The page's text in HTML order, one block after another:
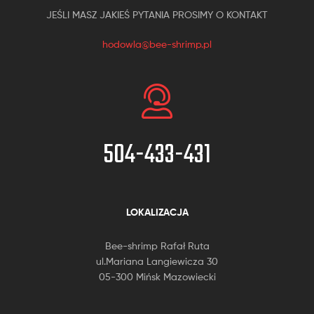
JEŚLI MASZ JAKIEŚ PYTANIA PROSIMY O KONTAKT
hodowla@bee-shrimp.pl
504-433-431
LOKALIZACJA
Bee-shrimp Rafał Ruta
ul.Mariana Langiewicza 30
05-300 Mińsk Mazowiecki